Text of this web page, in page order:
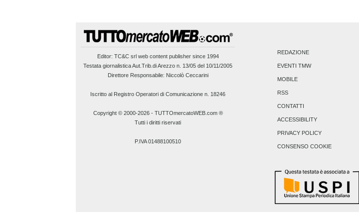
Editor: TC&C srlweb content publisher since 1994
Testata giornalistica Aut.Trib.di Arezzo n. 13/05 del 10/11/2005
Direttore Responsabile: Niccolò Ceccarini
Iscritto al Registro Operatori di Comunicazione n. 18246
Copyright © 2000-2026- TUTTOmercatoWEB.com ®
Tutti i diritti riservati
P.IVA 01488100510
REDAZIONE
EVENTI TMW
MOBILE
RSS
CONTATTI
ACCESSIBILITY
PRIVACY POLICY
CONSENSO COOKIE